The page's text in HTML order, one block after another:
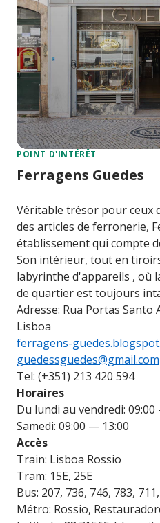
POINT D'INTÉRÊT
Ferragens Guedes
Véritable trésor pour ceux
des articles de ferronerie,
établissement qui compte
Son intérieur, tout en
labyrinthe d'appareils , où
de quartier est toujours
Adresse: Rua Portas Santo
Lisboa
ferragens-
guedessguedes@gmail.com
Tel: (+351) 213 420 594
Horaires
Du lundi au vendredi:
Samedi: 09:00 — 13:00
Accès
Train: Lisboa Rossio
Tram: 15E, 25E
Bus: 207, 736, 746, 783,
Métro: Rossio,